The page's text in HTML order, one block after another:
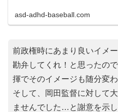
asd-adhd-baseball.com
前政権時にあまり良いイメ
勘弁してくれ！と思ったの
揮でそのイメージも随分変わ
そして、岡田監督に対して
ませんでした…と謝意を示し